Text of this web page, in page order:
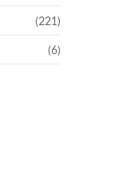
(221)
(6)